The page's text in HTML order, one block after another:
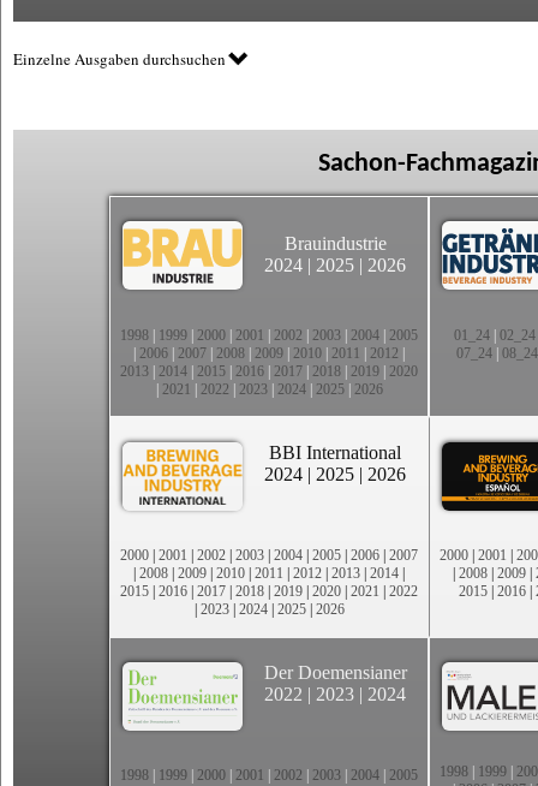
Einzelne Ausgaben durchsuchen
Sachon-
Brauindustrie
2024 | 2025 | 2026
1998 1999 2000 2001 2002 2003 2004 2005
2006 2007 2008 2009 2010 2011 2012
2013 2014 2015 2016 2017 2018 2019 2020
2021 2022 2023| 2024| 2025| 2026
01_24| 02_24
07_24 08_24
BBI International
2024 | 2025 | 2026
2000 | 2001 | 2002 | 2003 | 2004 | 2005 | 2006 | 2007
| 2008 | 2009 | 2010 | 2011 | 2012 | 2013 | 2014 |
2015 | 2016 | 2017 | 2018 | 2019 | 2020 | 2021 | 2022
| 2023| 2024| 2025| 2026
2000 | 2001 |
| 2008 | 2009 |
2015 | 2016 |
Der Doemensianer
2022 | 2023 | 2024
1998 1999 2000 2001 2002 2003 2004 2005
1998 1999